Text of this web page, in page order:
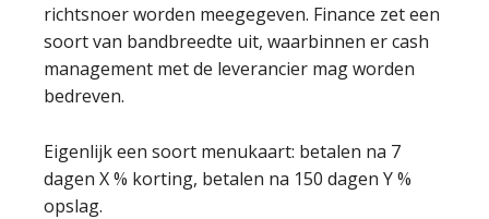
richtsnoer worden meegegeven. Finance zet een
soort van bandbreedte uit, waarbinnen er cash
management met de leverancier mag worden
bedreven.
Eigenlijk een soort menukaart: betalen na 7
dagen X % korting, betalen na 150 dagen Y %
opslag.